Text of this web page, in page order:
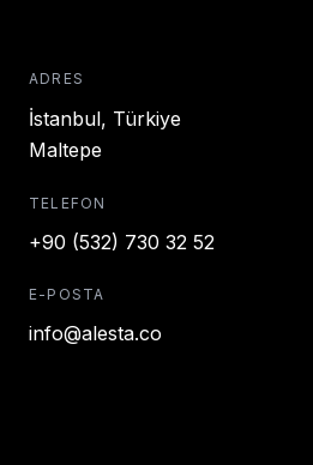
ADRES
İstanbul, Türkiye
Maltepe
TELEFON
+90 (532) 730 32 52
E-POSTA
info@alesta.co